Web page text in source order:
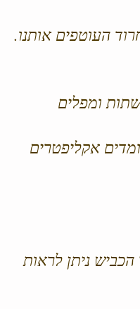
העוטפים אותנו.
ומפלים
אקליפטרים
ניתן לראות